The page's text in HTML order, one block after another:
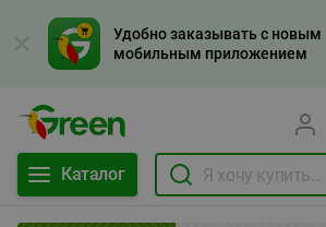
Удобно заказывать с новым
мобильным приложением
Каталог